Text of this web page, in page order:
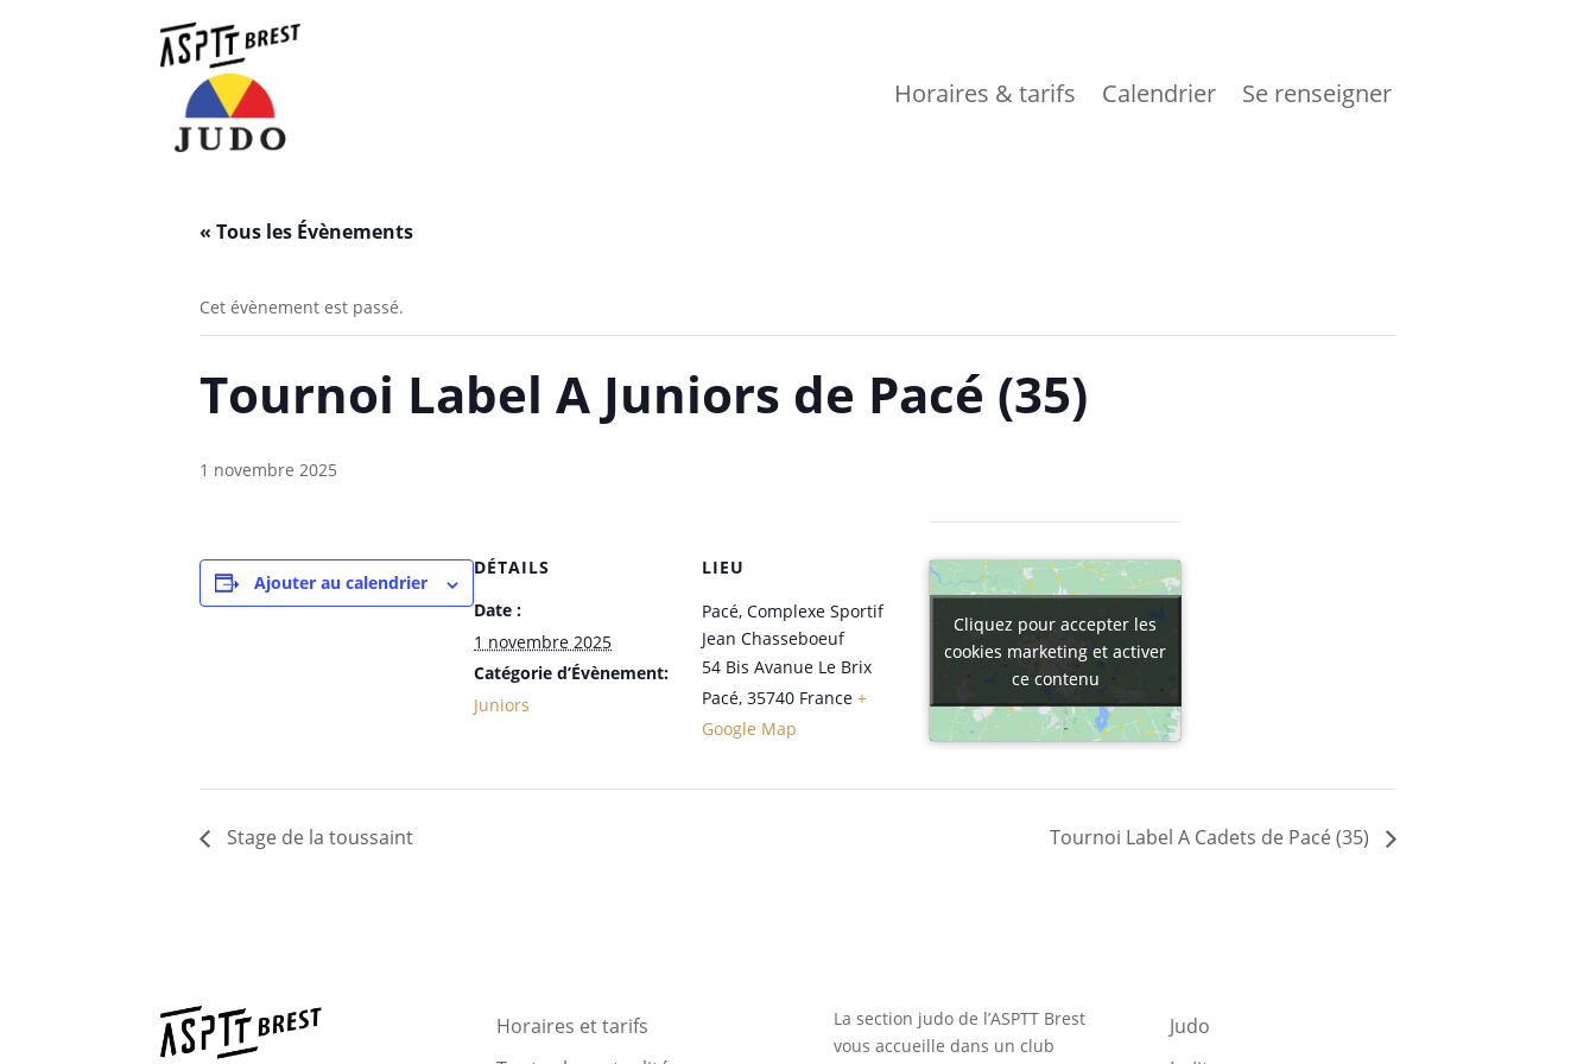
Horaires & tarifs Calendrier Se renseigner
« Tous les Évènements
Cet évènement est passé.
Tournoi Label A Juniors de Pacé (35)
1 novembre 2025
Ajouter au calendrier
DÉTAILS
Date :
1 novembre 2025
Catégorie d’Évènement:
Juniors
LIEU
Pacé, Complexe Sportif
Jean Chasseboeuf
54 Bis Avanue Le Brix
Pacé, 35740 France +
Google Map
Cliquez pour accepter les
cookies marketing et activer
ce contenu
Cliquez pour accepter les
cookies marketing et activer
ce contenu
Stage de la toussaint Tournoi Label A Cadets de Pacé (35)
Horaires et tarifs
La section judo de l’ASPTT Brest
vous accueille dans un club
Judo